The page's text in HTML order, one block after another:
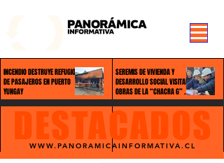
INCENDIO DESTRUYE REFUGIO
DE PASAJEROS EN PUERTO
YUNGAY
SEREMIS DE VIVIENDA Y
DESARROLLO SOCIAL VISITAN
OBRAS DE LA “CHACRA G” Y
FORTALECEN TRABAJO
CONJUNTO
DESTACADOS
WWW.PANORAMICAINFORMATIVA.CL